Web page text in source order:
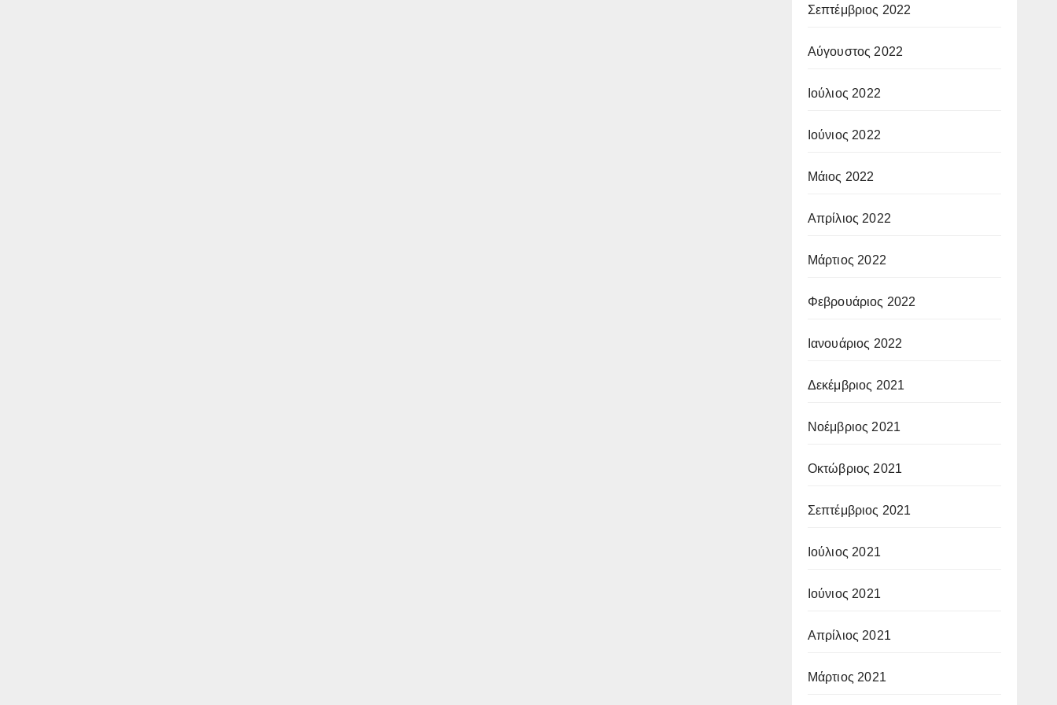
Σεπτέμβριος 2022
Αύγουστος 2022
Ιούλιος 2022
Ιούνιος 2022
Μάιος 2022
Απρίλιος 2022
Μάρτιος 2022
Φεβρουάριος 2022
Ιανουάριος 2022
Δεκέμβριος 2021
Νοέμβριος 2021
Οκτώβριος 2021
Σεπτέμβριος 2021
Ιούλιος 2021
Ιούνιος 2021
Απρίλιος 2021
Μάρτιος 2021